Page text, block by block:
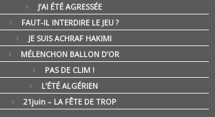
J’AI ÉTÉ AGRESSÉE
FAUT-IL INTERDIRE LE JEU ?
JE SUIS ACHRAF HAKIMI
MÉLENCHON BALLON D’OR
PAS DE CLIM !
L’ÉTÉ ALGÉRIEN
21juin – LA FÊTE DE TROP